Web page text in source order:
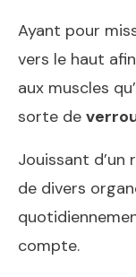
Ayant pour
vers le haut
aux muscles
sorte de
Jouissant
de divers
compte.